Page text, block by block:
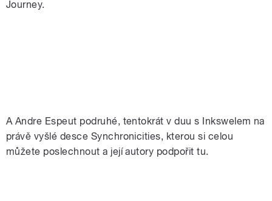
Journey.
A Andre Espeut podruhé, tentokrát v duu s Inkswelem na
právě vyšlé desce Synchronicities, kterou si celou
můžete poslechnout a její autory podpořit tu.